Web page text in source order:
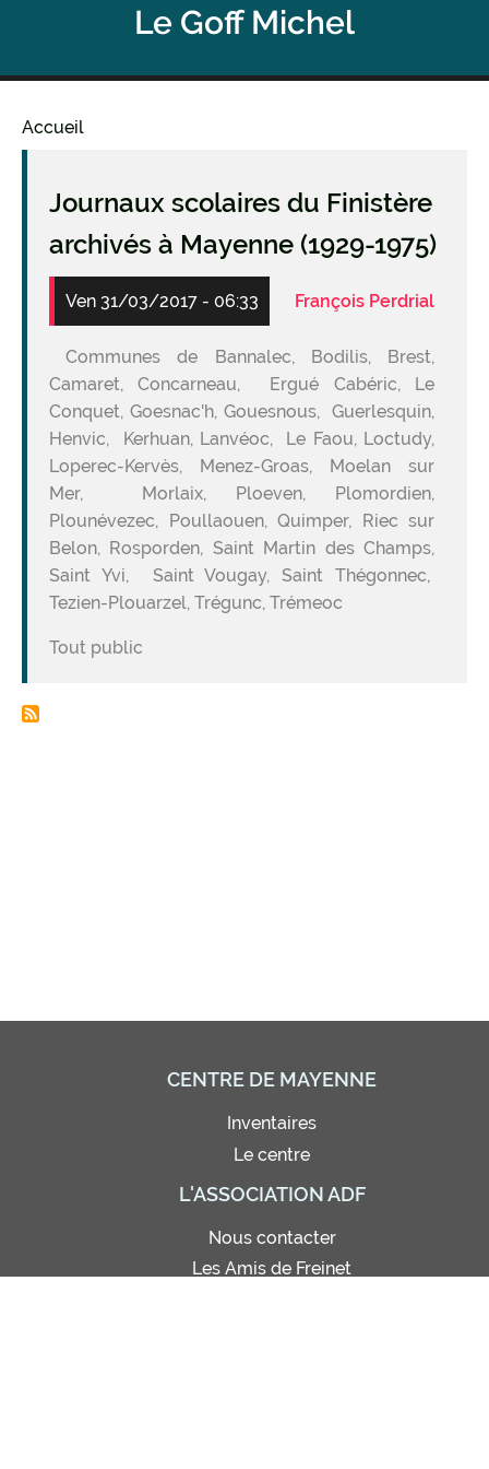
Le Goff Michel
Fil
d'Ariane
Accueil
Journaux scolaires du Finistère
archivés à Mayenne (1929-1975)
Ven 31/03/2017 - 06:33 François Perdrial
Communes de Bannalec, Bodilis, Brest,
Camaret, Concarneau, Ergué Cabéric, Le
Conquet, Goesnac'h, Gouesnous, Guerlesquin,
Henvic, Kerhuan, Lanvéoc, Le Faou, Loctudy,
Loperec-Kervès, Menez-Groas, Moelan sur
Mer, Morlaix, Ploeven, Plomordien,
Plounévezec, Poullaouen, Quimper, Riec sur
Belon, Rosporden, Saint Martin des Champs,
Saint Yvi, Saint Vougay, Saint Thégonnec,
Tezien-Plouarzel, Trégunc, Trémeoc
Tout public
CENTRE DE MAYENNE
Inventaires
Le centre
L'ASSOCIATION ADF
Nous contacter
Les Amis de Freinet